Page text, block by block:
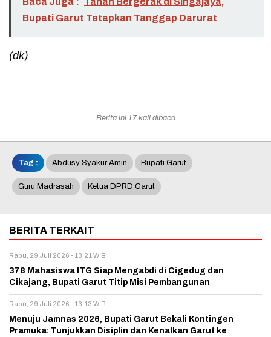
Bupati Garut Tetapkan Tanggap Darurat
(dk)
Berita ini 17 kali dibaca
Tag : Abdusy Syakur Amin Bupati Garut
Guru Madrasah Ketua DPRD Garut
BERITA TERKAIT
Rabu, 29 Juli 2026 - 13:21 WIB
378 Mahasiswa ITG Siap Mengabdi di Cigedug dan
Cikajang, Bupati Garut Titip Misi Pembangunan
Rabu, 29 Juli 2026 - 13:13 WIB
Menuju Jamnas 2026, Bupati Garut Bekali Kontingen
Pramuka: Tunjukkan Disiplin dan Kenalkan Garut ke